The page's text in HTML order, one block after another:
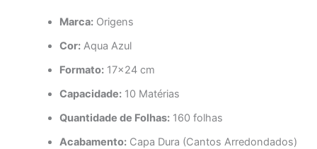
Marca:Origens
Cor:Aqua Azul
Formato:17×24 cm
Capacidade:10 Matérias
Quantidade de Folhas:160 folhas
Acabamento:Capa Dura (Cantos Arredondados)